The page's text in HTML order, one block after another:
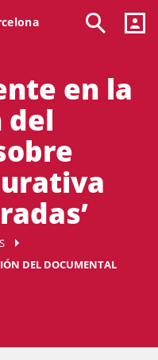
en la
del
DEL DOCUMENTAL